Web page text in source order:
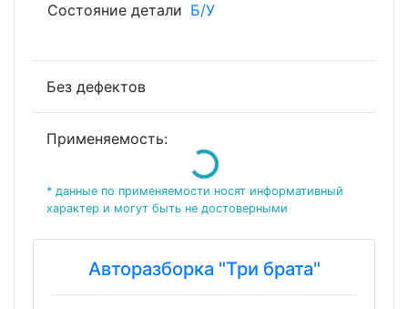
Состояние детали Б/У
Без дефектов
Применяемость:
Loading...
* данные по применяемости носят информативный
характер и могут быть не достоверными
Авторазборка "Три брата"